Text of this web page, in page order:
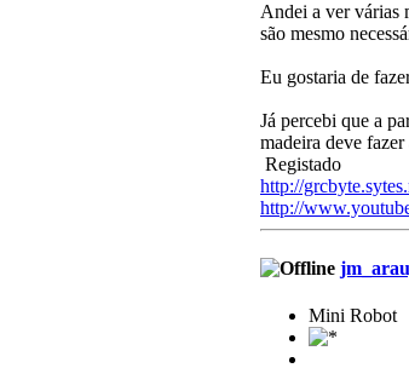
Andei a ver várias
são mesmo
Eu gostaria de
Já percebi que a
madeira deve
Registado
http://
http://
Mini Robot